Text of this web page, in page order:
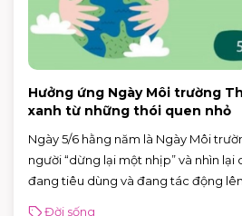
Hưởng ứng Ngày Môi trường
xanh từ những thói quen nhỏ
Ngày 5/6 hằng năm là Ngày Môi
người “dừng lại một nhịp” và nhìn lại
đang tiêu dùng và đang tác động
Đời sống